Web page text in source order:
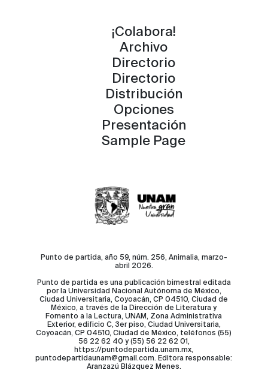
¡Colabora!
Archivo
Directorio
Directorio
Distribución
Opciones
Presentación
Sample Page
Punto de partida, año 59, núm. 256, Animalia, marzo-
abril 2026.
Punto de partida es una publicación bimestral editada
por la Universidad Nacional Autónoma de México,
Ciudad Universitaria, Coyoacán, CP 04510, Ciudad de
México, a través de la Dirección de Literatura y
Fomento a la Lectura, UNAM, Zona Administrativa
Exterior, edificio C, 3er piso, Ciudad Universitaria,
Coyoacán, CP 04510, Ciudad de México, teléfonos (55)
56 22 62 40 y (55) 56 22 62 01,
https://puntodepartida.unam.mx,
puntodepartidaunam@gmail.com. Editora responsable:
Aranzazú Blázquez Menes.